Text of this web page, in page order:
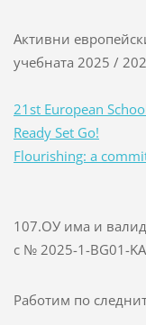
Активни
учебната 2025 /
21st European
Ready Set Go!
Flourishing: a
107.ОУ има и
с № 2025-1-BG01-
Работим по